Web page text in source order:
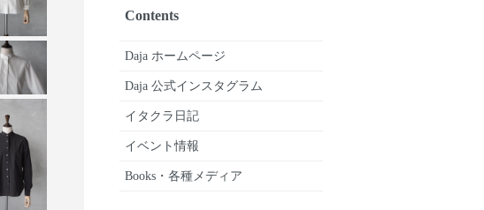
Contents
Daja ホームページ
Daja 公式インスタグラム
イタクラ日記
イベント情報
Books・各種メディア